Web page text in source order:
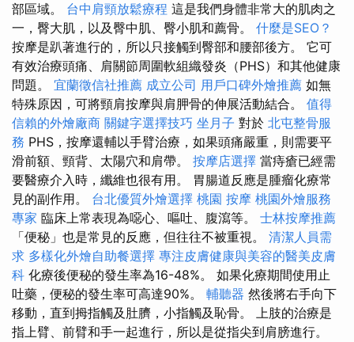
部區域。 台中肩頸放鬆療程 這是我們身體非常大的肌肉之
一，臀大肌，以及臀中肌、臀小肌和薦骨。 什麼是SEO？
按摩是趴著進行的，所以只接觸到臀部和腰部後方。 它可
有效治療頭痛、肩關節周圍軟組織發炎（PHS）和其他健康
問題。 宜蘭徵信社推薦 成立公司 用戶口碑外燴推薦 如無
特殊原因，可將頸肩按摩與肩胛骨的伸展活動結合。 值得
信賴的外燴廠商 關鍵字選擇技巧 坐月子 對於 北屯整骨服
務 PHS，按摩還輔以手臂治療，如果頭痛嚴重，則需要平
滑前額、頸背、太陽穴和肩帶。 按摩店選擇 當痔瘡已經需
要醫療介入時，纖維也很有用。 胃腸道反應是腫瘤化療常
見的副作用。 台北優質外燴選擇 桃園 按摩 桃園外燴服務
專家 臨床上常表現為噁心、嘔吐、腹瀉等。 士林按摩推薦
「便秘」也是常見的反應，但往往不被重視。 清潔人員需
求 多樣化外燴自助餐選擇 專注皮膚健康與美容的醫美皮膚
科 化療後便秘的發生率為16-48%。 如果化療期間使用止
吐藥，便秘的發生率可高達90%。 輔聽器 然後將右手向下
移動，直到拇指觸及肚臍，小指觸及恥骨。 上肢的治療是
指上臂、前臂和手一起進行，所以是從指尖到肩膀進行。